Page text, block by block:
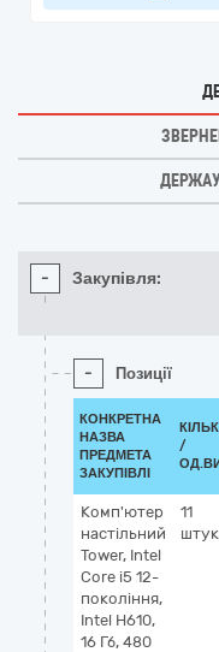
- Закупівля:
- Позиції
КОНКРЕТНА
НАЗВА
ПРЕДМЕТА
ЗАКУПІВЛІ
/
Комп'ютер
настільний
Tower, Intel
Core i5 12-
покоління,
Intel H610,
16 Гб, 480
11